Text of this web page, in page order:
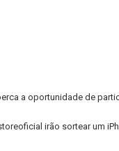
a oportunidade de
irão sortear um